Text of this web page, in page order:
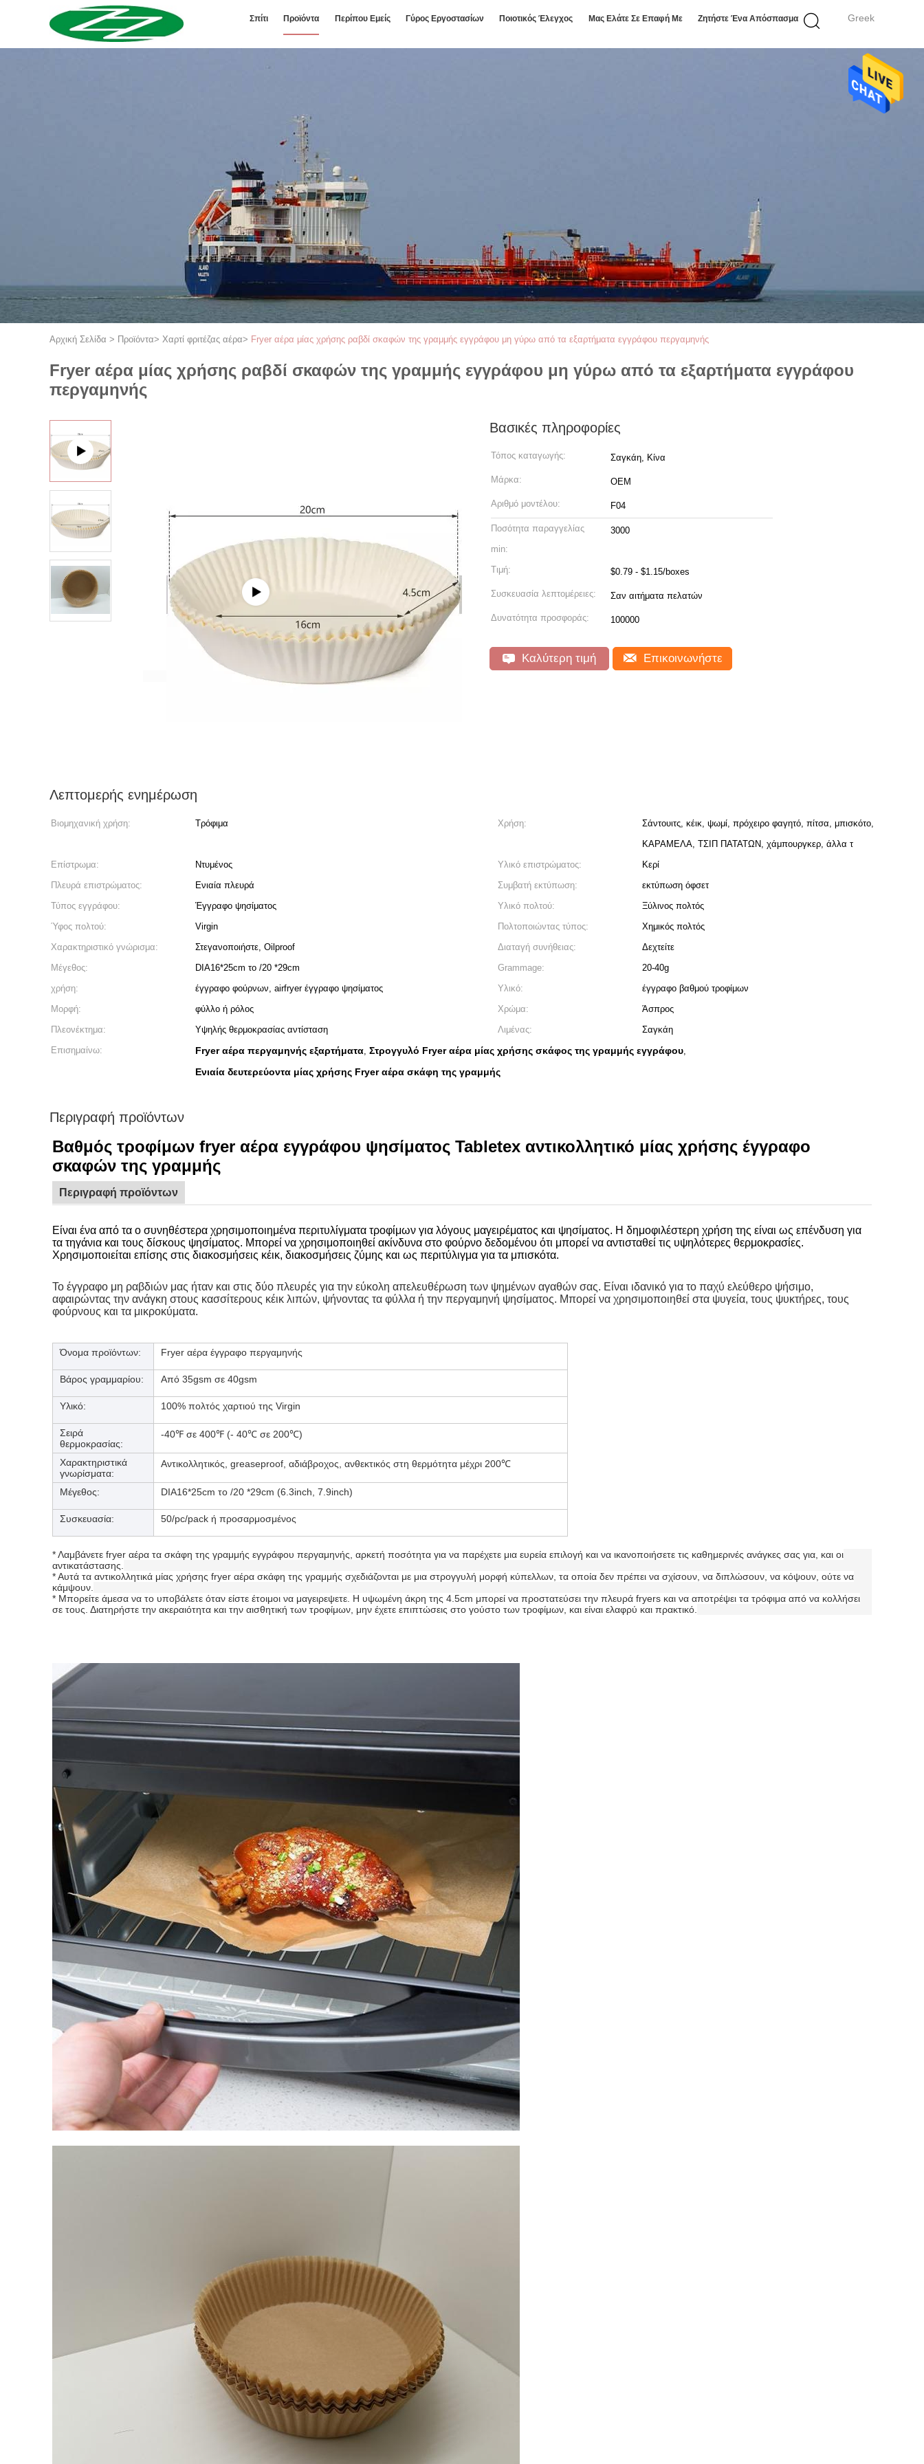
Greek
Σπίτι Προϊόντα Περίπου Εμείς Γύρος Εργοστασίων Ποιοτικός Έλεγχος Μας Ελάτε Σε Επαφή Με Ζητήστε Ένα Απόσπασμα
Αρχική Σελίδα > Προϊόντα> Χαρτί φριτέζας αέρα> Fryer αέρα μίας χρήσης ραβδί σκαφών της γραμμής εγγράφου μη γύρω από τα εξαρτήματα εγγράφου περγαμηνής
Fryer αέρα μίας χρήσης ραβδί σκαφών της γραμμής εγγράφου μη γύρω από τα εξαρτήματα εγγράφου
περγαμηνής
Βασικές πληροφορίες
Τόπος καταγωγής: Σαγκάη, Κίνα
Μάρκα: OEM
Αριθμό μοντέλου: F04
Ποσότητα παραγγελίας
min:
3000
Τιμή: $0.79 - $1.15/boxes
Συσκευασία λεπτομέρειες: Σαν αιτήματα πελατών
Δυνατότητα προσφοράς: 100000
Καλύτερη τιμή Επικοινωνήστε
Λεπτομερής ενημέρωση
Βιομηχανική χρήση: Τρόφιμα Χρήση:
Σάντουιτς, κέικ, ψωμί, πρόχειρο φαγητό, πίτσα, μπισκότο,
ΚΑΡΑΜΕΛΑ, ΤΣΙΠ ΠΑΤΑΤΩΝ, χάμπουργκερ, άλλα τ
Επίστρωμα:
Ντυμένος Υλικό επιστρώματος:
Κερί
Πλευρά επιστρώματος:
Ενιαία πλευρά Συμβατή εκτύπωση:
εκτύπωση όφσετ
Τύπος εγγράφου:
Έγγραφο ψησίματος Υλικό πολτού:
Ξύλινος πολτός
Ύφος πολτού:
Virgin Πολτοποιώντας τύπος:
Χημικός πολτός
Χαρακτηριστικό γνώρισμα:
Στεγανοποιήστε, Oilproof Διαταγή συνήθειας:
Δεχτείτε
Μέγεθος:
DIA16*25cm το /20 *29cm Grammage:
20-40g
χρήση:
έγγραφο φούρνων, airfryer έγγραφο ψησίματος Υλικό:
έγγραφο βαθμού τροφίμων
Μορφή:
φύλλο ή ρόλος Χρώμα:
Άσπρος
Πλεονέκτημα:
Υψηλής θερμοκρασίας αντίσταση Λιμένας:
Σαγκάη
Επισημαίνω:
Fryer αέρα περγαμηνής εξαρτήματα, Στρογγυλό Fryer αέρα μίας χρήσης σκάφος της γραμμής εγγράφου,
Ενιαία δευτερεύοντα μίας χρήσης Fryer αέρα σκάφη της γραμμής
Περιγραφή προϊόντων
Βαθμός τροφίμων fryer αέρα εγγράφου ψησίματος Tabletex αντικολλητικό μίας χρήσης έγγραφο
σκαφών της γραμμής
Περιγραφή προϊόντων
Είναι ένα από τα ο συνηθέστερα χρησιμοποιημένα περιτυλίγματα τροφίμων για λόγους μαγειρέματος και ψησίματος. Η δημοφιλέστερη χρήση της είναι ως επένδυση για
τα τηγάνια και τους δίσκους ψησίματος. Μπορεί να χρησιμοποιηθεί ακίνδυνα στο φούρνο δεδομένου ότι μπορεί να αντισταθεί τις υψηλότερες θερμοκρασίες.
Χρησιμοποιείται επίσης στις διακοσμήσεις κέικ, διακοσμήσεις ζύμης και ως περιτύλιγμα για τα μπισκότα.
Το έγγραφο μη ραβδιών μας ήταν και στις δύο πλευρές για την εύκολη απελευθέρωση των ψημένων αγαθών σας. Είναι ιδανικό για το παχύ ελεύθερο ψήσιμο,
αφαιρώντας την ανάγκη στους κασσίτερους κέικ λιπών, ψήνοντας τα φύλλα ή την περγαμηνή ψησίματος. Μπορεί να χρησιμοποιηθεί στα ψυγεία, τους ψυκτήρες, τους
φούρνους και τα μικροκύματα.
Όνομα προϊόντων: Fryer αέρα έγγραφο περγαμηνής
Βάρος γραμμαρίου: Από 35gsm σε 40gsm
Υλικό: 100% πολτός χαρτιού της Virgin
Σειρά
θερμοκρασίας:
-40℉ σε 400℉ (- 40℃ σε 200℃)
Χαρακτηριστικά
γνωρίσματα:
Αντικολλητικός, greaseproof, αδιάβροχος, ανθεκτικός στη θερμότητα μέχρι 200℃
Μέγεθος: DIA16*25cm το /20 *29cm (6.3inch, 7.9inch)
Συσκευασία: 50/pc/pack ή προσαρμοσμένος
* Λαμβάνετε fryer αέρα τα σκάφη της γραμμής εγγράφου περγαμηνής, αρκετή ποσότητα για να παρέχετε μια ευρεία επιλογή και να ικανοποιήσετε τις καθημερινές ανάγκες σας για, και οι
αντικατάστασης.
* Αυτά τα αντικολλητικά μίας χρήσης fryer αέρα σκάφη της γραμμής σχεδιάζονται με μια στρογγυλή μορφή κύπελλων, τα οποία δεν πρέπει να σχίσουν, να διπλώσουν, να κόψουν, ούτε να
κάμψουν.
* Μπορείτε άμεσα να το υποβάλετε όταν είστε έτοιμοι να μαγειρεψετε. Η υψωμένη άκρη της 4.5cm μπορεί να προστατεύσει την πλευρά fryers και να αποτρέψει τα τρόφιμα από να κολλήσει
σε τους. Διατηρήστε την ακεραιότητα και την αισθητική των τροφίμων, μην έχετε επιπτώσεις στο γούστο των τροφίμων, και είναι ελαφρύ και πρακτικό.